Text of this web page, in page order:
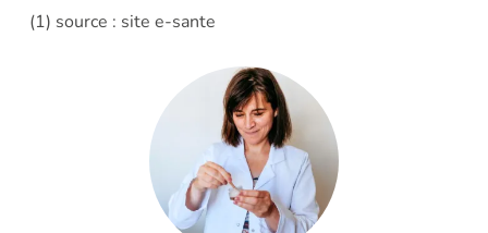
(1) source : site e-sante